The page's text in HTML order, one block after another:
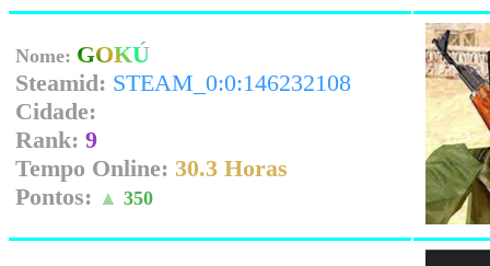
Nome: GOKÚ
Steamid: STEAM_0:0:146232108
Cidade:
Rank: 9
Tempo Online: 30.3 Horas
Pontos: ▲ 350